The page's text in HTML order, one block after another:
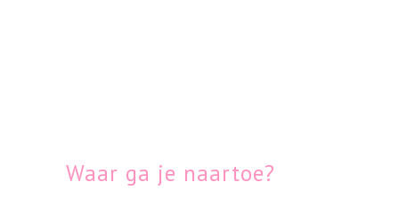
Waar ga je naartoe?